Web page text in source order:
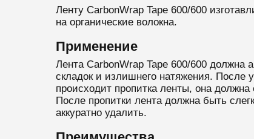
Ленту CarbonWrap Tape 600/600
на органические волокна.
Применение
Лента CarbonWrap Tape 600/600 должна
складок и излишнего натяжения. После
происходит пропитка ленты, она
После пропитки лента должна быть
аккуратно удалить.